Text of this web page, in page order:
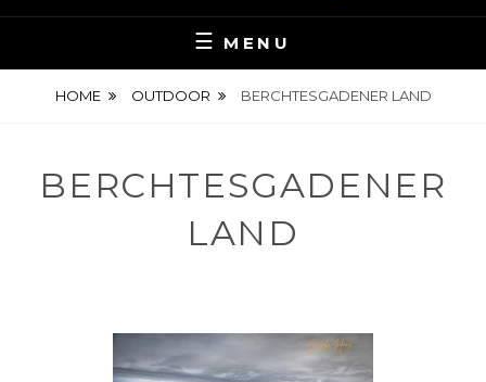
SASCHAHAAS-
PHOTOGRAPHY
MENU
HOME OUTDOOR BERCHTESGADENER LAND
BERCHTESGADENER
LAND